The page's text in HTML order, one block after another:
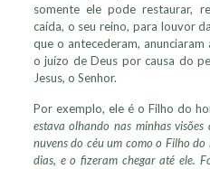
somente ele pode restaurar,
caída, o seu reino, para louvor
que o antecederam,
o juízo de Deus por causa do
Jesus, o Senhor.
Por exemplo, ele é o Filho do
estava olhando nas minhas
nuvens do céu um como o Filho
dias, e o fizeram chegar até ele.